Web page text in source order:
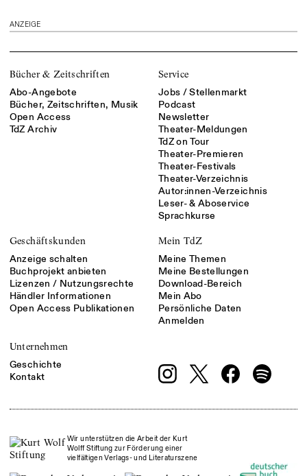
ANZEIGE
Bücher & Zeitschriften
Abo-Angebote
Bücher, Zeitschriften, Musik
Open Access
TdZ Archiv
Service
Jobs / Stellenmarkt
Podcast
Newsletter
Theater-Meldungen
TdZ on Tour
Theater-Premieren
Theater-Festivals
Theater-Verzeichnis
Autor:innen-Verzeichnis
Leser- & Aboservice
Sprachkurse
Geschäftskunden
Anzeige schalten
Buchprojekt anbieten
Lizenzen / Nutzungsrechte
Händler Informationen
Open Access Publikationen
Mein TdZ
Meine Themen
Meine Bestellungen
Download-Bereich
Mein Abo
Persönliche Daten
Anmelden
Unternehmen
Geschichte
Kontakt
Wir unterstützen die Arbeit der Kurt
Wolff Stiftung zur Förderung einer
vielfältigen Verlags- und Literaturszene